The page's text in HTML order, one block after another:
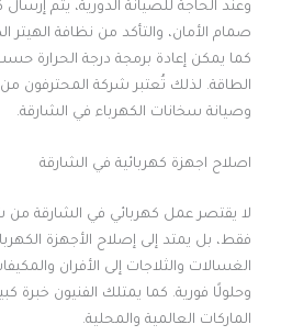
وعند الحاجة للصيانة الدورية، يتم
صمام الأمان، والتأكد من نظافة الهيتر
كما يمكن إعادة برمجة درجة الحرارة
الطاقة. لذلك تُعتبر شركة المحترفون
وصيانة سخانات الكهرباء في الشارقة.
اصلاح اجهزة كهربائية في الشارقة
لا يقتصر عمل كهربائي في الشارقة من
فقط، بل يمتد إلى إصلاح الأجهزة
الغسالات والثلاجات إلى الأفران
وحلولًا فورية. كما يمتلك الفنيون خبرة
الماركات العالمية والمحلية.